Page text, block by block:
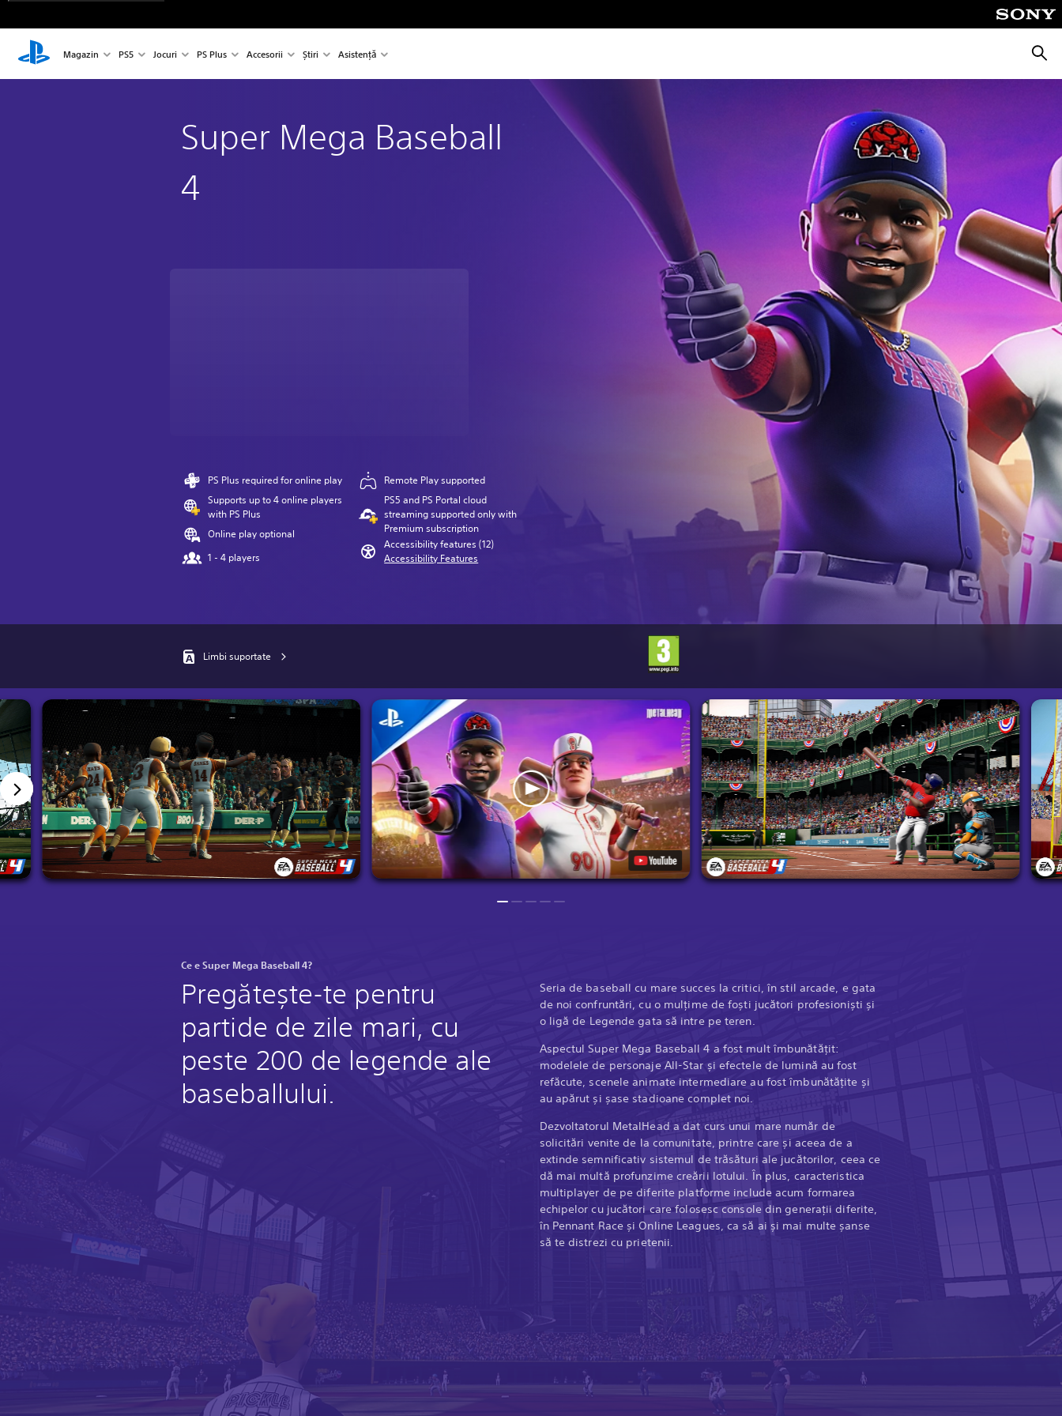
Magazin PS5 Jocuri PS Plus Accesorii Știri Asistență
Super Mega Baseball
4
PS Plus required for online play
Supports up to 4 online players
with PS Plus
Online play optional
1 - 4 players
Remote Play supported
PS5 and PS Portal cloud
streaming supported only with
Premium subscription
Accessibility features (12)
Accessibility Features
Limbi suportate
Ce e Super Mega Baseball 4?
Pregătește-te pentru
partide de zile mari, cu
peste 200 de legende ale
baseballului.
Seria de baseball cu mare succes la critici, în stil arcade, e gata
de noi confruntări, cu o mulțime de foști jucători profesioniști și
o ligă de Legende gata să intre pe teren.
Aspectul Super Mega Baseball 4 a fost mult îmbunătățit:
modelele de personaje All-Star și efectele de lumină au fost
refăcute, scenele animate intermediare au fost îmbunătățite și
au apărut și șase stadioane complet noi.
Dezvoltatorul MetalHead a dat curs unui mare număr de
solicitări venite de la comunitate, printre care și aceea de a
extinde semnificativ sistemul de trăsături ale jucătorilor, ceea ce
dă mai multă profunzime creării lotului. În plus, caracteristica
multiplayer de pe diferite platforme include acum formarea
echipelor cu jucători care folosesc console din generații diferite,
în Pennant Race și Online Leagues, ca să ai și mai multe șanse
să te distrezi cu prietenii.